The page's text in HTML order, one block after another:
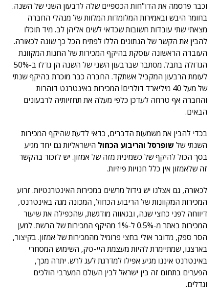
וכבר פרסמה את הדו"חות הכספיים שלה לרבעון השני של השנה.
בחומר היבש ובאמירות המלומדות המלוות של מנהלי החברה
מצאתי שתי עובדות חשובות שכדאי לשים אליהן לב. מיד תוכלו
להבין את הקשר של הנתונים הללו לפתיח הכל כך שונה לכאורה.
העובדה הראשונה עוסקת בהיקף המכירות של החנות המקוונת
הגדולה בתבל. מסתבר שברבעון השני של השנה הן גדלו ב-50%
לעומת הרבעון המקביל אשתקד. החברה כבר מוכרת בהיקף שנתי
של מעל 40 מיליארד דולרים! המכירות באינטרנט דוהרות
והחברה אף טרחה לעדכן כלפי מעלה את תחזיותיה לרבעונים
הבאים.
בכדי להבין את משמעות הדברים, כדאי לדעת שהיקף המכירות
השנתי של שופרסל והריבוע הכחול הישראליות גם יחד מגיע
בסך הכול להיקף של כשמינית מזה של אמזון. יש לזכור בהקשר
זה שלאמזון אין כלל חנויות פיזיות.
לכאורה, גם אצלנו יש גידול מרשים במכירות האינטרנטיות. זרוע
המכירות המקוונות של הריבוע הכחול, המכונה מגה באינטרנט,
דיווחה לפני כחצי שנה, ובגאווה מודגשת, שהכפילה את שיעור
המכירות באתר מ-0.5% ל-1% מהיקף המכירות של הרשת. למען
הסר ספק, מדובר אולי בחצי פרומיל מהמכירות של אמזון. בקיצור,
בארצנו, שמתיימרת להיות מעצמת היי-טק, השימוש המסחרי
באינטרנט איננו מגיע אפילו למדרגת לעג לרש. יתרה מכך,
הפערים בתחום זה בין ישראל לבין העולם המערבי הולכים
וגדלים.